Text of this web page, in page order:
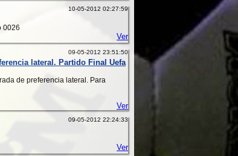
10-05-2012 02:27:59
0026
Ver
09-05-2012 23:51:50
lateral. Partido Final Uefa
de preferencia lateral. Para
Ver
09-05-2012 22:24:33
Ver